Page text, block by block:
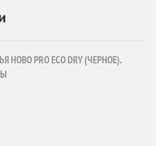
PRO ECO DRY (ЧЕРНОЕ).